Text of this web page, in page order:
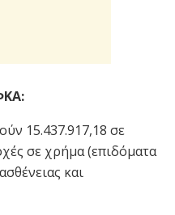
15.437.917,18 σε
σε χρήμα (επιδόματα
και